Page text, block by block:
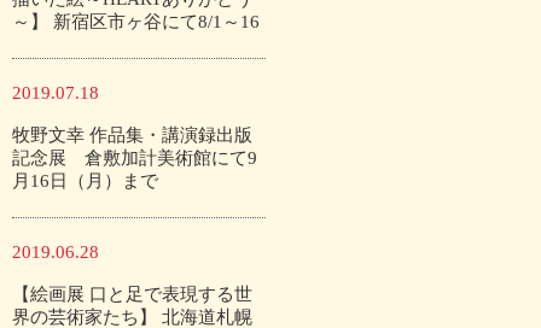
～】 新宿区市ヶ谷にて8/1～16
2019.07.18
牧野文幸 作品集・講演録出版
記念展 倉敷加計美術館にて9
月16日（月）まで
2019.06.28
【絵画展 口と足で表現する世
界の芸術家たち】 北海道札幌